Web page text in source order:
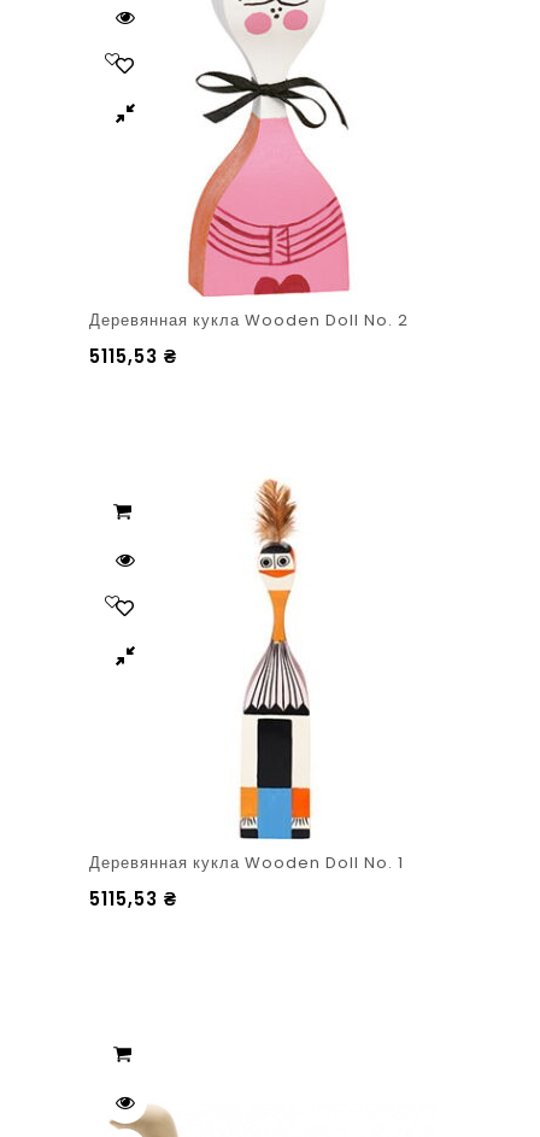
Деревянная кукла Wooden Doll No. 2
5115,53 ₴
Деревянная кукла Wooden Doll No. 1
5115,53 ₴